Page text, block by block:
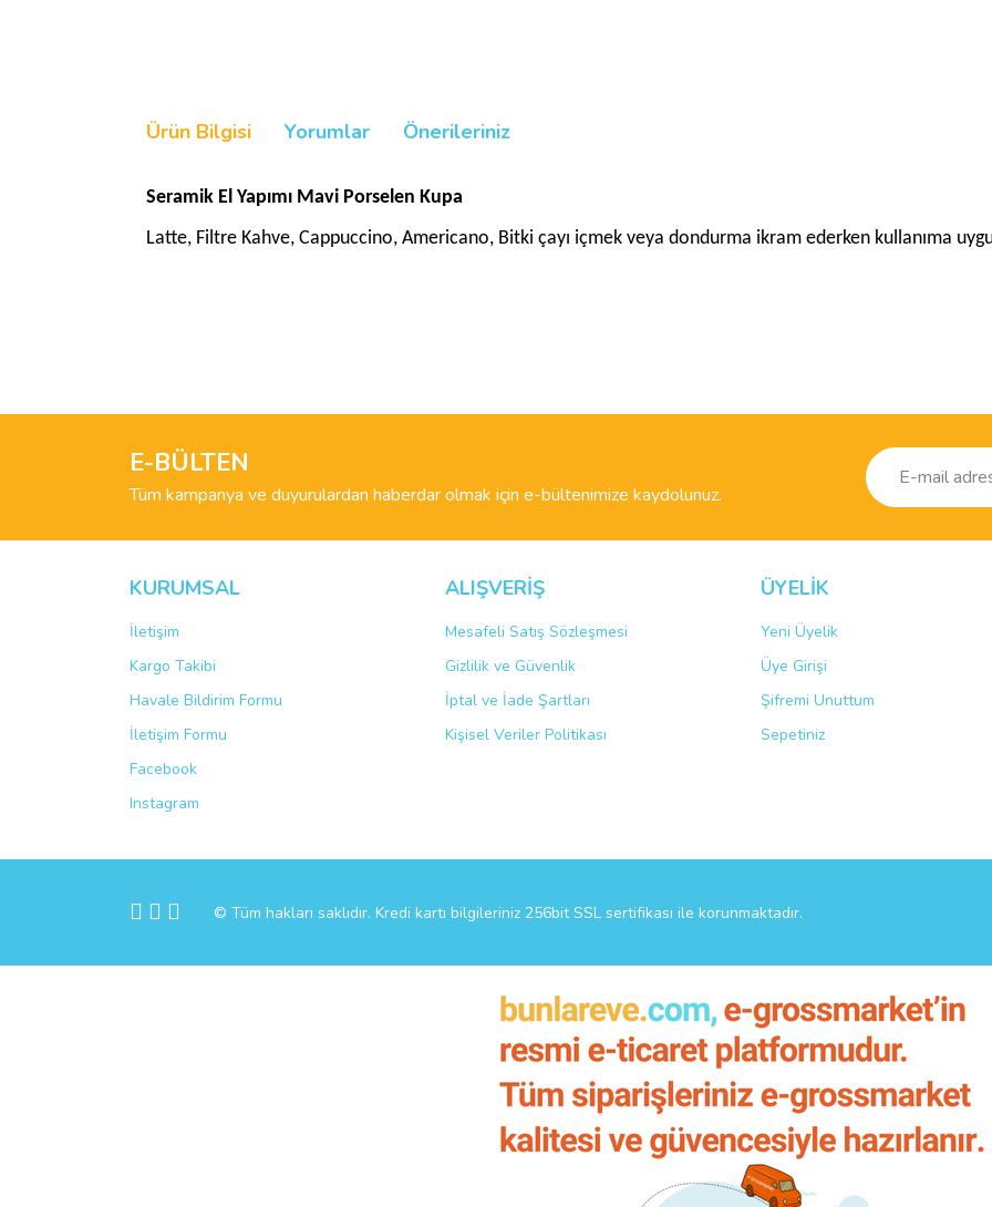
Ürün Bilgisi Yorumlar Önerileriniz
Seramik El Yapımı Mavi Porselen Kupa
Latte, Filtre Kahve, Cappuccino, Americano, Bitki çayı içmek veya dondurma ikram ederken kullanıma
Ürün resmi kalitesiz, bozuk veya görüntülenemiyor.
Bu ürüne benzer farklı alternatifler olmalı.
E-BÜLTEN
Tüm kampanya ve duyurulardan haberdar olmak için e-bültenimize kaydolunuz.
KURUMSAL
İletişim
Kargo Takibi
Havale Bildirim Formu
İletişim Formu
Facebook
Instagram
ALIŞVERİŞ
Mesafeli Satış Sözleşmesi
Gizlilik ve Güvenlik
İptal ve İade Şartları
Kişisel Veriler Politikası
ÜYELİK
Yeni Üyelik
Üye Girişi
Şifremi Unuttum
Sepetiniz
© Tüm hakları saklıdır. Kredi kartı bilgileriniz 256bit SSL sertifikası ile korunmaktadır.